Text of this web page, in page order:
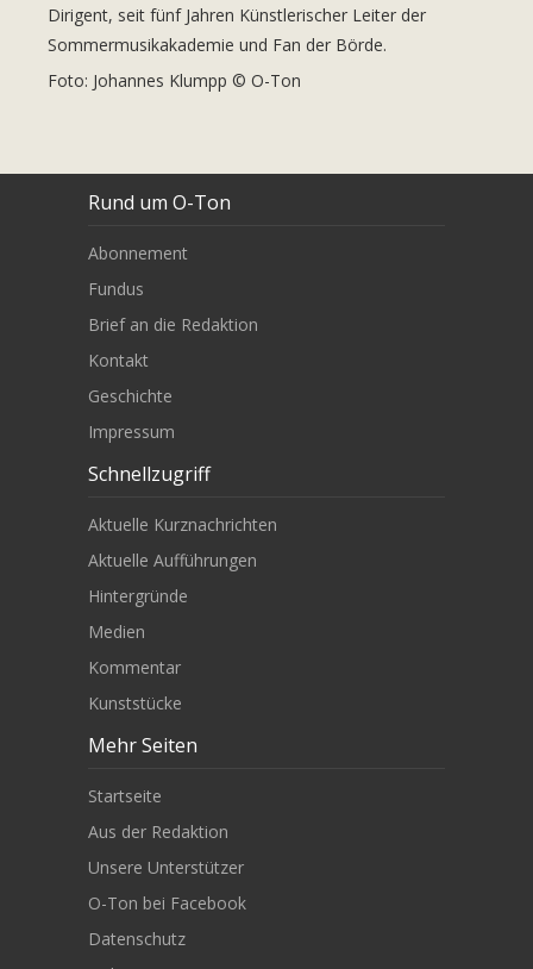
Dirigent, seit fünf Jahren Künstlerischer Leiter der
Sommermusikakademie und Fan der Börde.
Foto: Johannes Klumpp © O-Ton
Rund um O-Ton
Abonnement
Fundus
Brief an die Redaktion
Kontakt
Geschichte
Impressum
Schnellzugriff
Aktuelle Kurznachrichten
Aktuelle Aufführungen
Hintergründe
Medien
Kommentar
Kunststücke
Mehr Seiten
Startseite
Aus der Redaktion
Unsere Unterstützer
O-Ton bei Facebook
Datenschutz